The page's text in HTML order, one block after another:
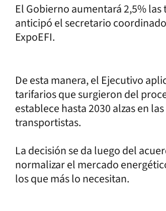
El Gobierno aumentará 2,5% las
anticipó el secretario
ExpoEFI.
De esta manera, el Ejecutivo
tarifarios que surgieron del
establece hasta 2030 alzas en
transportistas.
La decisión se da luego del
normalizar el mercado
los que más lo necesitan.